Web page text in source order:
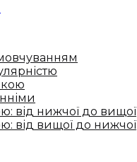
від нижчої до вищої
від вищої до нижчої